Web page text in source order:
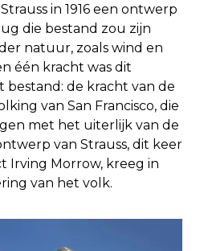
in 1916 een ontwerp
die bestand zou zijn
natuur, zoals wind en
één kracht was dit
de kracht van de
van San Francisco, die
met het uiterlijk van de
van Strauss, dit keer
Irving Morrow, kreeg in
van het volk.